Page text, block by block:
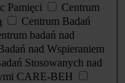
Pamięci
Centrum
Centrum Badań
badań nad
nad Wspieraniem
Stosowanych nad
CARE-BEH